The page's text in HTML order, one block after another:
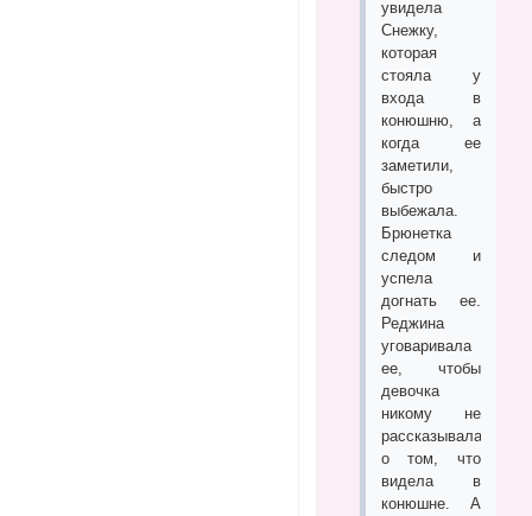
увидела
Снежку,
которая
стояла у
входа в
конюшню, а
когда ее
заметили,
быстро
выбежала.
Брюнетка
следом и
успела
догнать ее.
Реджина
уговаривала
ее, чтобы
девочка
никому не
рассказывала
о том, что
видела в
конюшне. А